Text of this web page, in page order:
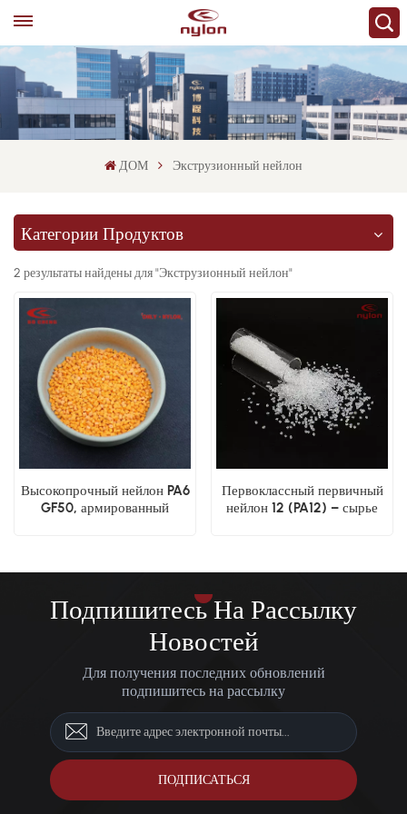
ДОМ Экструзионный нейлон
Категории Продуктов
2 результаты найдены для "Экструзионный нейлон"
Высокопрочный нейлон PA6
GF50, армированный
Первоклассный первичный
нейлон 12 (PA12) – сырье
Подпишитесь На Рассылку
Новостей
Для получения последних обновлений
подпишитесь на рассылку